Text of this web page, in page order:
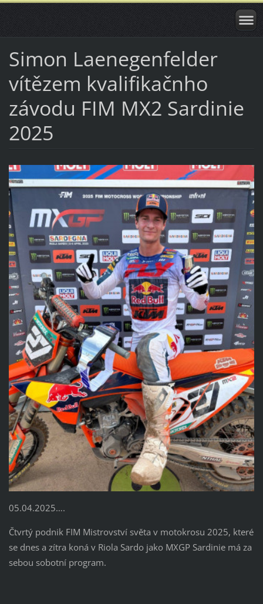
Simon Laenegenfelder
vítězem kvalifikačnho
závodu FIM MX2 Sardinie
2025
05.04.2025….
Čtvrtý podnik FIM Mistrovství světa v motokrosu 2025, které
se dnes a zítra koná v Riola Sardo jako MXGP Sardinie má za
sebou sobotní program.